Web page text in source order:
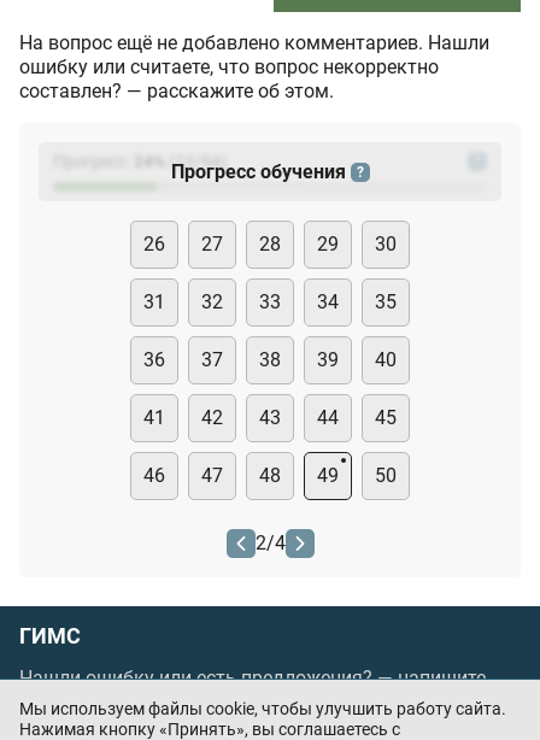
На вопрос ещё не добавлено комментариев. Нашли
ошибку или считаете, что вопрос некорректно
составлен? — расскажите об этом.
(23
Прогресс обучения ?
26 27 28 29 30
31 32 33 34 35
36 37 38 39 40
41 42 43 44 45
46 47 48 49 50
2/4
ГИМС
Нашли ошибку или есть предложения? —напишите
нам
Порядок проведения оплаты по банковским
Мы используем файлы cookie, чтобы улучшить работу сайта.
Нажимая кнопку «Принять», вы соглашаетесь с